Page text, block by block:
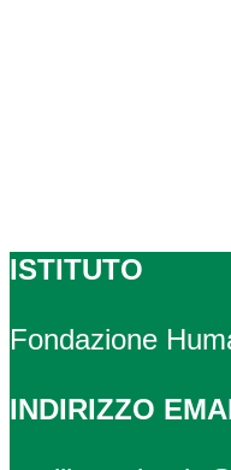
ISTITUTO
Fondazione
INDIRIZZO